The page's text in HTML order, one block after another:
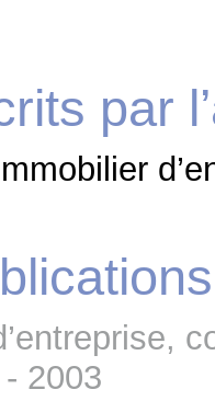
par
2003